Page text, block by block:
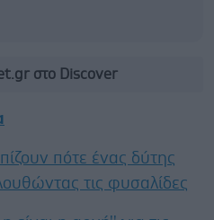
στο Discover
πότε ένας δύτης
τις φυσαλίδες